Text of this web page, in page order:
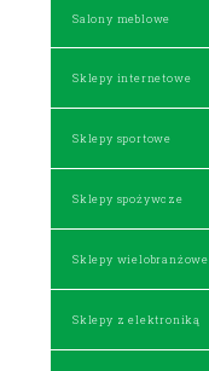
Salony meblowe
Sklepy internetowe
Sklepy sportowe
Sklepy spożywcze
Sklepy wielobranżowe
Sklepy z elektroniką